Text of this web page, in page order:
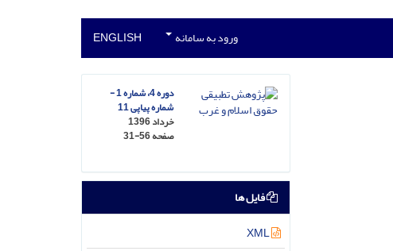
ورود به سامانه ENGLISH
دوره 4، شماره 1 -
شماره پیاپی 11
خرداد 1396
صفحه31-56
فایل ها
XML